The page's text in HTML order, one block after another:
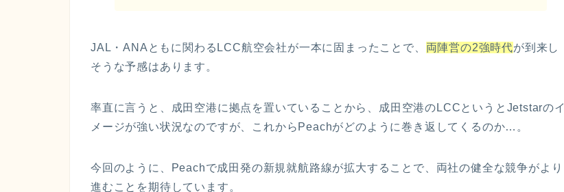
JAL・ANAともに関わるLCC航空会社が一本に固まったことで、 両陣営の2強時代が到来し
そうな予感はあります。
率直に言うと、成田空港に拠点を置いていることから、成田空港のLCCというとJetstarのイ
メージが強い状況なのですが、これからPeachがどのように巻き返してくるのか…。
今回のように、Peachで成田発の新規就航路線が拡大することで、両社の健全な競争がより
進むことを期待しています。